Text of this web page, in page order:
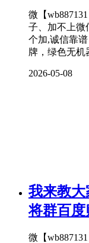
微【
子、加不上微
个加,诚信靠
牌，绿色无机
2026-05-08
我来教
将群百度
微【